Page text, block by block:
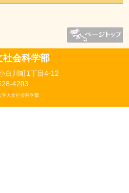
社会科学部
白川町1丁目4-12
4203
学人文社会科学部